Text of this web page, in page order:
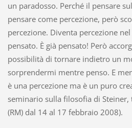
un paradosso. Perché il pensare
pensare come percezione, però
percezione. Diventa percezione
pensato. È già pensato! Però
possibilità di tornare indietro un
sorprendermi mentre penso. E
è una percezione ma è un puro
seminario sulla filosofia di Steiner,
(RM) dal 14 al 17 febbraio 2008).